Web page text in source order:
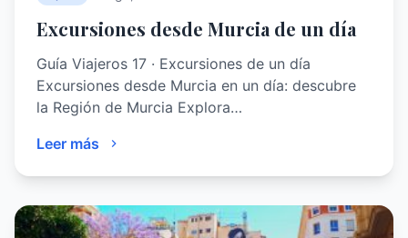
Excursiones desde Murcia de un día
Guía Viajeros 17 · Excursiones de un día
Excursiones desde Murcia en un día: descubre
la Región de Murcia Explora…
Leer más